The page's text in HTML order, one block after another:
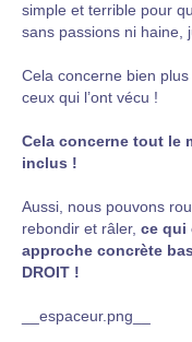
simple et terrible pour
sans passions ni haine,
Cela concerne bien
ceux qui l’ont vécu !
Cela concerne tout le
inclus !
Aussi, nous pouvons
rebondir et râler, ce qui
approche concrète
DROIT !
__espaceur.png__